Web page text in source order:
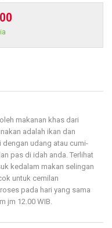
makanan khas dari
adalah ikan dan
udang atau cumi-
pas di idah anda. Terlihat
kedalam makan selingan
untuk cemilan
pada hari yang sama
jm 12.00 WIB.